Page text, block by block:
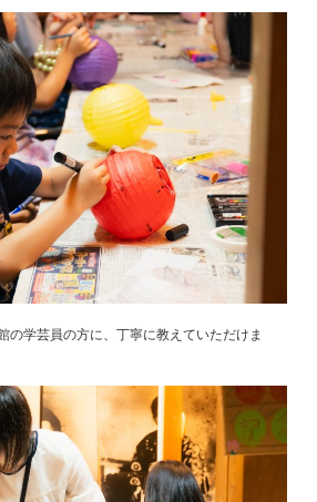
の学芸員の方に、丁寧に教えていただけま